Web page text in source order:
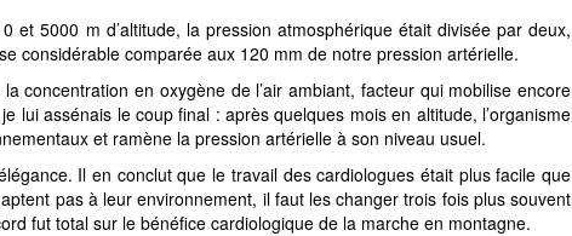
et 5000 m d’altitude, la pression atmosphérique était divisée par deux,
considérable comparée aux 120 mm de notre pression artérielle.
concentration en oxygène de l’air ambiant, facteur qui mobilise encore
lui assénais le coup final : après quelques mois en altitude, l’organisme
et ramène la pression artérielle à son niveau usuel.
Il en conclut que le travail des cardiologues était plus facile que
pas à leur environnement, il faut les changer trois fois plus souvent
fut total sur le bénéfice cardiologique de la marche en montagne.